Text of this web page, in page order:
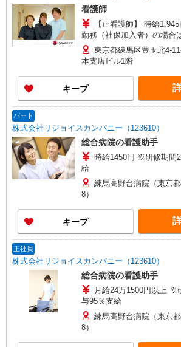
看護師
【正看護師】 時給1,945円〜 ◎週20
勤務（社保加入者）の場合は
種手当込 ※時給は経験によ
東京都練馬区豊玉北4-
本支店ビル1階
キープ
パート
株式会社リジョイスカンパニー（123610）
総合病院の看護助手
時給1450円 ※研修期間
給
練馬高野台病院（東京
8）
キープ
正社員
株式会社リジョイスカンパニー（123610）
総合病院の看護助手
月給24万1500円以上 ※
与95％支給
練馬高野台病院（東京
8）